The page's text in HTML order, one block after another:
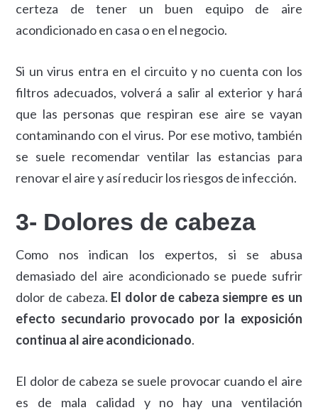
certeza de tener un buen equipo de aire
acondicionado en casa o en el negocio.
Si un virus entra en el circuito y no cuenta con los
filtros adecuados, volverá a salir al exterior y hará
que las personas que respiran ese aire se vayan
contaminando con el virus. Por ese motivo, también
se suele recomendar ventilar las estancias para
renovar el aire y así reducir los riesgos de infección.
3- Dolores de cabeza
Como nos indican los expertos, si se abusa
demasiado del aire acondicionado se puede sufrir
dolor de cabeza. El dolor de cabeza siempre es un
efecto secundario provocado por la exposición
continua al aire acondicionado.
El dolor de cabeza se suele provocar cuando el aire
es de mala calidad y no hay una ventilación